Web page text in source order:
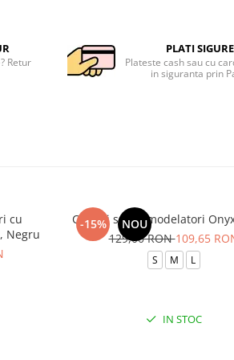
Retur
PLATI SIGURE
Plateste cash sau cu
in siguranta prin
cu
Negru
-15% NOU
Colanti scurti modelatori
129,00 RON109,65
S M L
IN STOC